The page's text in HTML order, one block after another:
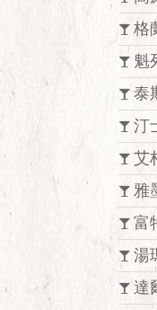
格
魁
泰
汀
艾
雅
富
湯
達